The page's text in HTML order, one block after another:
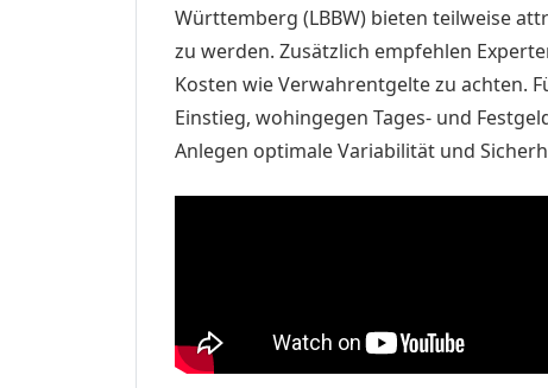
Württemberg (LBBW) bieten teilweise
zu werden. Zusätzlich empfehlen
Kosten wie Verwahrentgelte zu achten.
Einstieg, wohingegen Tages- und
Anlegen optimale Variabilität und